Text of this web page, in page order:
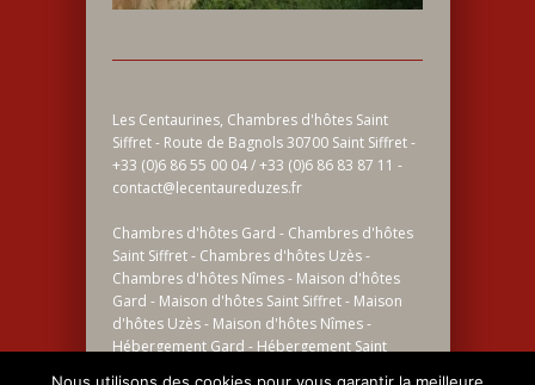
Les Centaurines, Chambres d'hôtes Saint
Siffret - Route de Bagnols 30700 Saint Siffret -
+33 (0)6 86 55 00 04 / +33 (0)6 86 83 87 11 -
contact@lecentaureduzes.fr
Chambres d'hôtes Gard - Chambres d'hôtes
Saint Siffret - Chambres d'hôtes Uzès -
Chambres d'hôtes Nîmes - Maison d'hôtes
Gard - Maison d'hôtes Saint Siffret - Maison
d'hôtes Uzès - Maison d'hôtes Nîmes -
Hébergement Gard - Hébergement Saint